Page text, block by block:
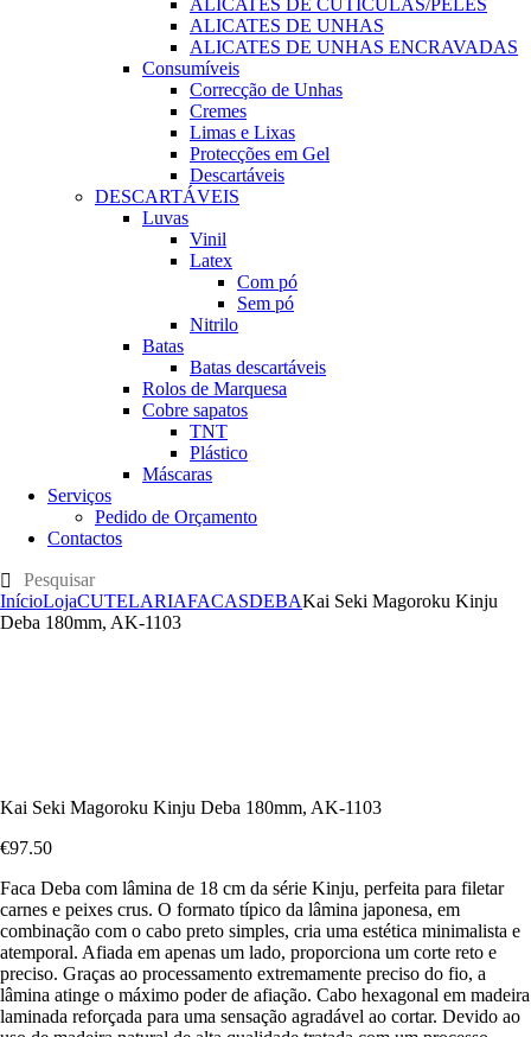
ALICATES DE CUTÍCULAS/PELES
ALICATES DE UNHAS
ALICATES DE UNHAS ENCRAVADAS
Consumíveis
Correcção de Unhas
Cremes
Limas e Lixas
Protecções em Gel
Descartáveis
DESCARTÁVEIS
Luvas
Vinil
Latex
Com pó
Sem pó
Nitrilo
Batas
Batas descartáveis
Rolos de Marquesa
Cobre sapatos
TNT
Plástico
Máscaras
Serviços
Pedido de Orçamento
Contactos
InícioLojaCUTELARIAFACASDEBAKai Seki Magoroku Kinju
Deba 180mm, AK-1103
Kai Seki Magoroku Kinju Deba 180mm, AK-1103
€97.50
Faca Deba com lâmina de 18 cm da série Kinju, perfeita para filetar
carnes e peixes crus. O formato típico da lâmina japonesa, em
combinação com o cabo preto simples, cria uma estética minimalista e
atemporal. Afiada em apenas um lado, proporciona um corte reto e
preciso. Graças ao processamento extremamente preciso do fio, a
lâmina atinge o máximo poder de afiação. Cabo hexagonal em madeira
laminada reforçada para uma sensação agradável ao cortar. Devido ao